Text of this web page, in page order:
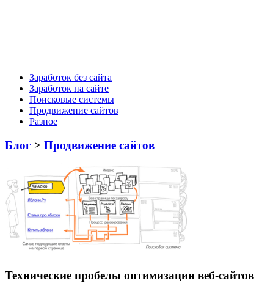
Заработок без сайта
Заработок на сайте
Поисковые системы
Продвижение сайтов
Разное
Блог > Продвижение сайтов
Технические пробелы оптимизации веб-сайтов